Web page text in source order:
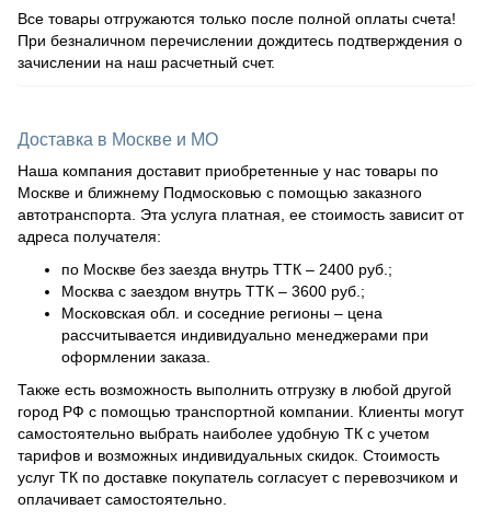
Все товары отгружаются только после полной оплаты счета!
При безналичном перечислении дождитесь подтверждения о
зачислении на наш расчетный счет.
Доставка в Москве и МО
Наша компания доставит приобретенные у нас товары по
Москве и ближнему Подмосковью с помощью заказного
автотранспорта. Эта услуга платная, ее стоимость зависит от
адреса получателя:
по Москве без заезда внутрь ТТК – 2400 руб.;
Москва с заездом внутрь ТТК – 3600 руб.;
Московская обл. и соседние регионы – цена
рассчитывается индивидуально менеджерами при
оформлении заказа.
Также есть возможность выполнить отгрузку в любой другой
город РФ с помощью транспортной компании. Клиенты могут
самостоятельно выбрать наиболее удобную ТК с учетом
тарифов и возможных индивидуальных скидок. Стоимость
услуг ТК по доставке покупатель согласует с перевозчиком и
оплачивает самостоятельно.